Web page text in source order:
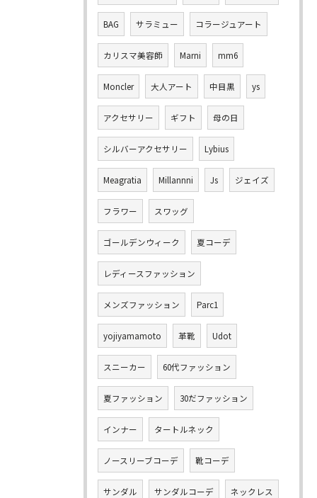
BAG サラミュー コラージュアート
カリスマ美容師 Marni mm6
Moncler 大人アート 中目黒 ys
アクセサリー ギフト 母の日
シルバーアクセサリー Lybius
Meagratia Millannni Js ジェイズ
フラワー スワッグ
ゴールデンウィーク 夏コーデ
レディースファッション
メンズファッション Parc1
yojiyamamoto 革靴 Udot
スニーカー 60代ファッション
夏ファッション 30だファッション
インナー タートルネック
ノースリーブコーデ 靴コーデ
サンダル サンダルコーデ ネックレス